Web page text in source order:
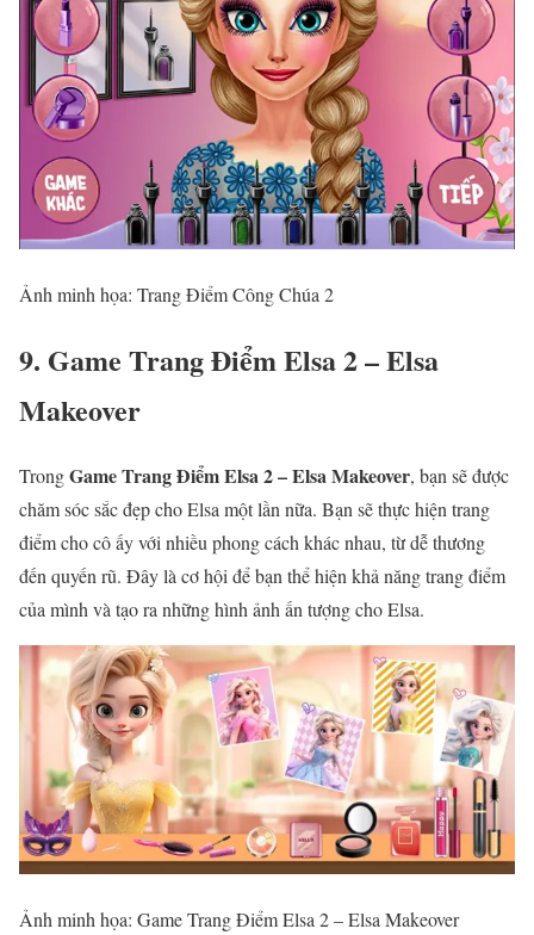
Ảnh minh họa: Trang Điểm Công Chúa 2
9. Game Trang Điểm Elsa 2 – Elsa
Makeover
TrongGame Trang Điểm Elsa 2 – Elsa Makeover, bạn sẽ được
chăm sóc sắc đẹp cho Elsa một lần nữa. Bạn sẽ thực hiện trang
điểm cho cô ấy với nhiều phong cách khác nhau, từ dễ thương
đến quyến rũ. Đây là cơ hội để bạn thể hiện khả năng trang điểm
của mình và tạo ra những hình ảnh ấn tượng cho Elsa.
Ảnh minh họa: Game Trang Điểm Elsa 2 – Elsa Makeover